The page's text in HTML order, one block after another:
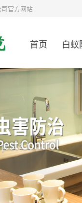
官方网站
首页 白蚁